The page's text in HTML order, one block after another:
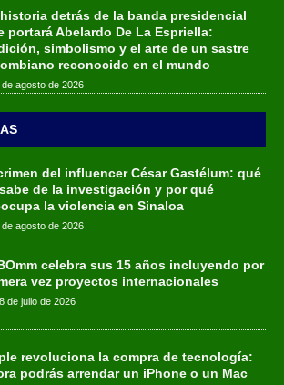
detrás de la banda presidencial
portará Abelardo De La Espriella:
simbolismo y el arte de un sastre
reconocido en el mundo
de agosto de 2026
del influencer César Gastélum: qué
de la investigación y por qué
la violencia en Sinaloa
de agosto de 2026
celebra sus 15 años incluyendo por
vez proyectos internacionales
de julio de 2026
revoluciona la compra de tecnología:
podrás arrendar un iPhone o un Mac